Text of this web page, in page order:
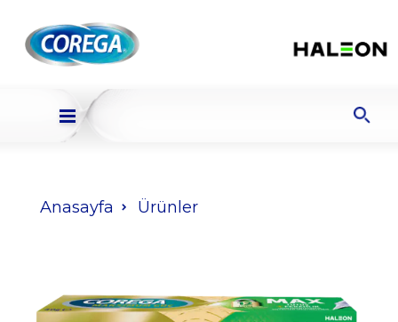
Anasayfa Ürünler